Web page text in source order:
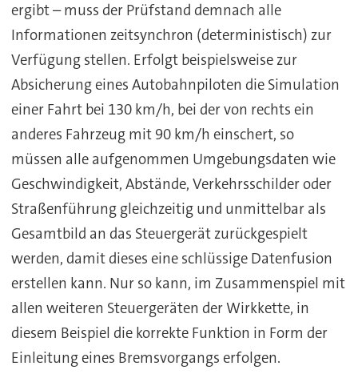
ergibt – muss der Prüfstand demnach alle
Informationen zeitsynchron (deterministisch) zur
Verfügung stellen. Erfolgt beispielsweise zur
Absicherung eines Autobahnpiloten die Simulation
einer Fahrt bei 130 km/h, bei der von rechts ein
anderes Fahrzeug mit 90 km/h einschert, so
müssen alle aufgenommen Umgebungsdaten wie
Geschwindigkeit, Abstände, Verkehrsschilder oder
Straßenführung gleichzeitig und unmittelbar als
Gesamtbild an das Steuergerät zurückgespielt
werden, damit dieses eine schlüssige Datenfusion
erstellen kann. Nur so kann, im Zusammenspiel mit
allen weiteren Steuergeräten der Wirkkette, in
diesem Beispiel die korrekte Funktion in Form der
Einleitung eines Bremsvorgangs erfolgen.